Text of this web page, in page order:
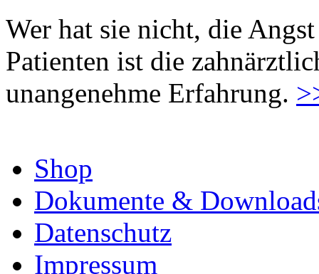
Wer hat sie nicht, die
Patienten ist die
unangenehme Erfahrung.
Shop
Dokumente &
Datenschutz
Impressum